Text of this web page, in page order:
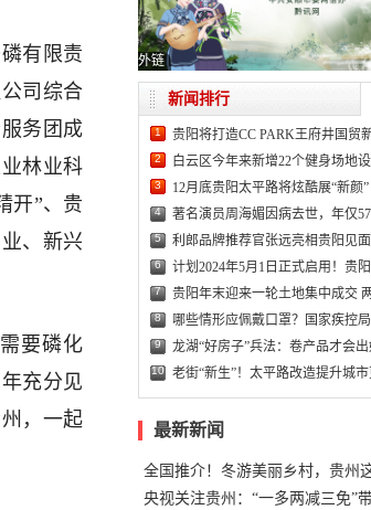
有限责
司综合
务团成
林业科
开”、贵
、新兴
要磷化
充分见
，一起
外链
新闻排行
1 贵阳将打造CC PARK王府井国贸
2 白云区今年来新增22个健身场地
3 12月底贵阳太平路将炫酷展“新颜”
4 著名演员周海媚因病去世，年仅
5 利郎品牌推荐官张远亮相贵阳见
6 计划2024年5月1日正式启用！贵
7 贵阳年末迎来一轮土地集中成交
8 哪些情形应佩戴口罩？国家疾控局
9 龙湖“好房子”兵法：卷产品才会
10 老街“新生”！太平路改造提升城
最新新闻
全国推介！冬游美丽乡村，贵州
错过
央视关注贵州：“一多两减三免”